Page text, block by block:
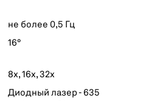
не более 0,5 Гц
16°
8x, 16x, 32x
Диодный лазер - 635